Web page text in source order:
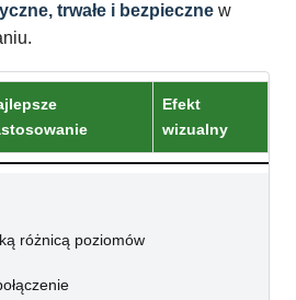
trwałe i bezpieczne w
Efekt
wizualny
różnicą poziomów